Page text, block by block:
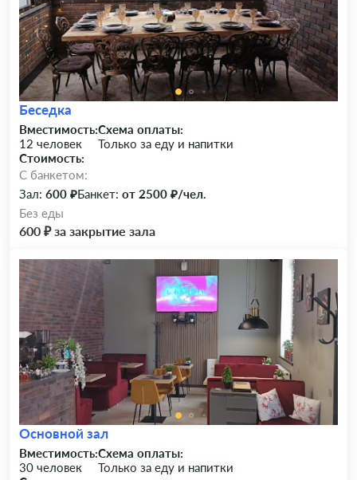
Беседка
Вместимость:
12 человек
Схема оплаты:
Только за еду и напитки
Стоимость:
C банкетом:
Зал: 600 ₽Банкет: от 2500 ₽/чел.
Без еды
600 ₽ за закрытие зала
Основной зал
Вместимость:
30 человек
Схема оплаты:
Только за еду и напитки